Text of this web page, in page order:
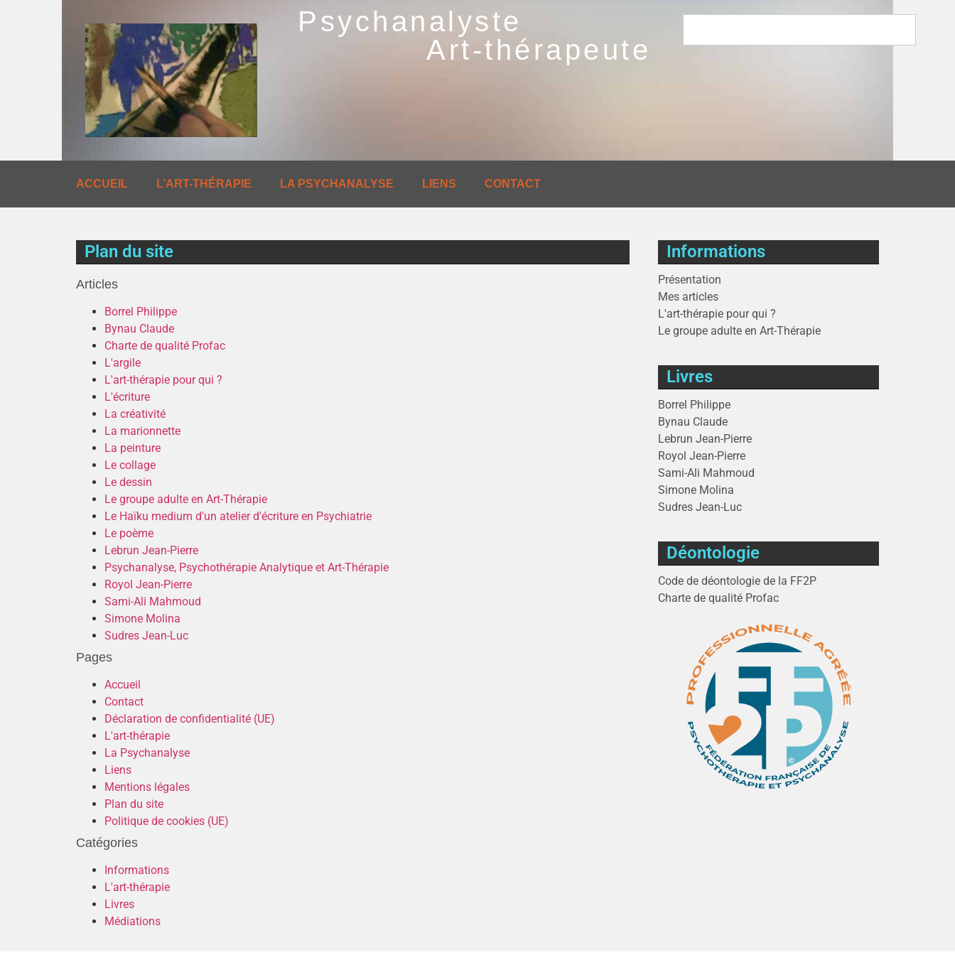
Psychanalyste
Art-thérapeute
ACCUEIL L’ART-THÉRAPIE LA PSYCHANALYSE LIENS CONTACT
Plan du site
Articles
Borrel Philippe
Bynau Claude
Charte de qualité Profac
L'argile
L'art-thérapie pour qui ?
L'écriture
La créativité
La marionnette
La peinture
Le collage
Le dessin
Le groupe adulte en Art-Thérapie
Le Haïku medium d'un atelier d'écriture en Psychiatrie
Le poème
Lebrun Jean-Pierre
Psychanalyse, Psychothérapie Analytique et Art-Thérapie
Royol Jean-Pierre
Sami-Ali Mahmoud
Simone Molina
Sudres Jean-Luc
Pages
Accueil
Contact
Déclaration de confidentialité (UE)
L'art-thérapie
La Psychanalyse
Liens
Mentions légales
Plan du site
Politique de cookies (UE)
Catégories
Informations
L'art-thérapie
Livres
Médiations
Informations
Présentation
Mes articles
L'art-thérapie pour qui ?
Le groupe adulte en Art-Thérapie
Livres
Borrel Philippe
Bynau Claude
Lebrun Jean-Pierre
Royol Jean-Pierre
Sami-Ali Mahmoud
Simone Molina
Sudres Jean-Luc
Déontologie
Code de déontologie de la FF2P
Charte de qualité Profac